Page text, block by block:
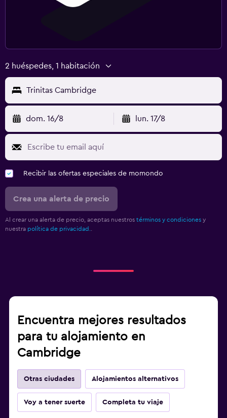
2 huéspedes, 1 habitación
Trinitas Cambridge
dom. 16/8 lun. 17/8
Recibir las ofertas especiales de momondo
Crea una alerta de precio
Al crear una alerta de precio, aceptas nuestros términos y condiciones y
nuestra política de privacidad.
Encuentra mejores resultados
para tu alojamiento en
Cambridge
Otras ciudades Alojamientos alternativos
Voy a tener suerte Completa tu viaje